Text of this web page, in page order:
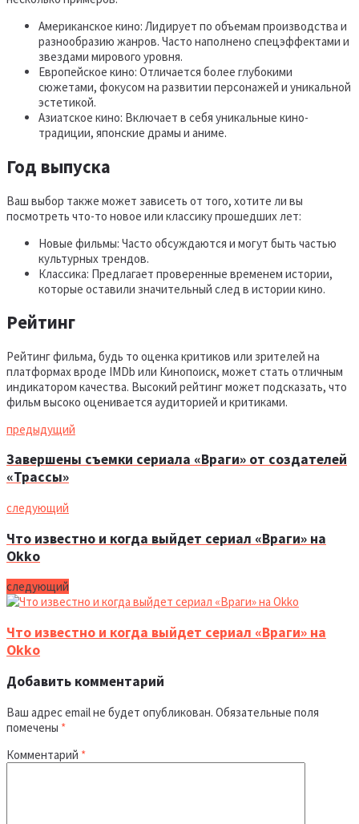
Американское кино: Лидирует по объемам производства и
разнообразию жанров. Часто наполнено спецэффектами и
звездами мирового уровня.
Европейское кино: Отличается более глубокими
сюжетами, фокусом на развитии персонажей и уникальной
эстетикой.
Азиатское кино: Включает в себя уникальные кино-
традиции, японские драмы и аниме.
Год выпуска
Ваш выбор также может зависеть от того, хотите ли вы
посмотреть что-то новое или классику прошедших лет:
Новые фильмы: Часто обсуждаются и могут быть частью
культурных трендов.
Классика: Предлагает проверенные временем истории,
которые оставили значительный след в истории кино.
Рейтинг
Рейтинг фильма, будь то оценка критиков или зрителей на
платформах вроде IMDb или Кинопоиск, может стать отличным
индикатором качества. Высокий рейтинг может подсказать, что
фильм высоко оценивается аудиторией и критиками.
предыдущий
Завершены съемки сериала «Враги» от создателей
«Трассы»
следующий
Что известно и когда выйдет сериал «Враги» на
Okko
следующий
Что известно и когда выйдет сериал «Враги» на
Okko
Добавить комментарий
Ваш адрес email не будет опубликован. Обязательные поля
помечены *
Комментарий *